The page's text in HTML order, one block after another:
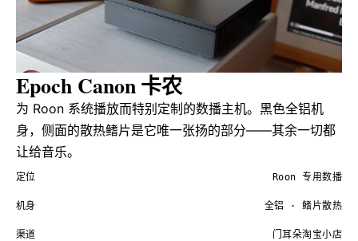
Epoch Canon卡农
为 Roon 系统播放而特别定制的数播主机。黑色全铝机
身，侧面的散热鳍片是它唯一张扬的部分——其余一切都
让给音乐。
定位 Roon 专用数播
机身 全铝 · 鳍片散热
渠道 门耳朵淘宝小店